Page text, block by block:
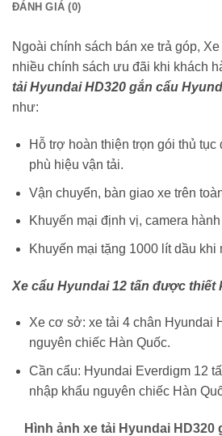
ĐÁNH GIÁ (0)
Ngoài chính sách bán xe trả góp,
nhiều chính sách ưu đãi khi khách
tải Hyundai HD320 gắn cẩu
như:
Hỗ trợ hoàn thiện trọn gói thủ tục
phù hiệu vận tải.
Vận chuyển, bàn giao xe trên
Khuyến mại định vị, camera
Khuyến mại tặng 1000 lít dầu khi
Xe cẩu Hyundai 12 tấn được thiết
Xe cơ sở: xe tải 4 chân Hyundai
nguyên chiếc Hàn Quốc.
Cần cẩu: Hyundai Everdigm 12
nhập khẩu nguyên chiếc Hàn
Hình ảnh xe tải Hyundai HD320